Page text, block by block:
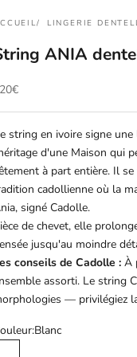
LINGERIE
ANIA
de vente
string en ivoire signe
d'une Maison qui
à part entière. Il
cadollienne où la
signé Cadolle.
de chevet, elle
jusqu'au moindre
conseils de Cadolle : À
assorti. Le string
— privilégiez
Blanc